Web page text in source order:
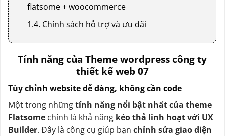
flatsome + woocommerce
1.4. Chính sách hỗ trợ và ưu đãi
Tính năng của Theme wordpress công ty
thiết kế web 07
Tùy chỉnh website dễ dàng, không cần code
Một trong nhữngtính năng nổi bật nhất của theme
Flatsome chính là khả năng kéo thả linh hoạt với UX
Builder. Đây là công cụ giúp bạn chỉnh sửa giao diện